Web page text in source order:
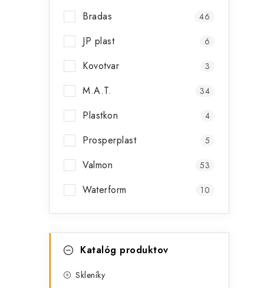
Bradas 46
JP plast 6
Kovotvar 3
M.A.T. 34
Plastkon 4
Prosperplast 5
Valmon 53
Waterform 10
kategórieKatalóg produktov
Skleníky